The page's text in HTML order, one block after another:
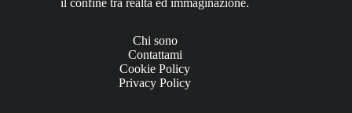
il confine tra realtà ed immaginazione.
Chi sono
Contattami
Cookie Policy
Privacy Policy